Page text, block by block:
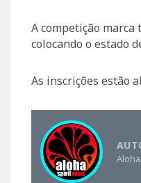
A competição marca
colocando o estado
As inscrições estão